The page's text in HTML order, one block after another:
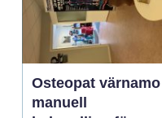
Osteopat värnamo
manuell